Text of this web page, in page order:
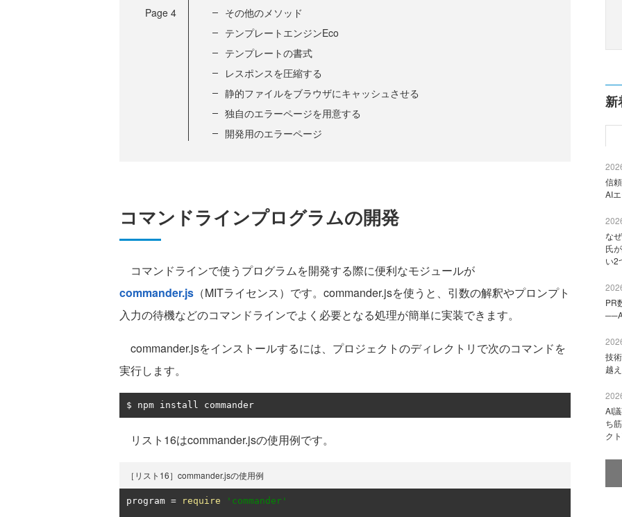
Page 4
その他のメソッド
テンプレートエンジンEco
テンプレートの書式
レスポンスを圧縮する
静的ファイルをブラウザにキャッシュさせる
独自のエラーページを用意する
開発用のエラーページ
コマンドラインプログラムの開発
コマンドラインで使うプログラムを開発する際に便利なモジュールが
commander.js （MITライセンス）です。commander.jsを使うと、引数の解釈やプロンプト
入力の待機などのコマンドラインでよく必要となる処理が簡単に実装できます。
commander.jsをインストールするには、プロジェクトのディレクトリで次のコマンドを
実行します。
$ npm install commander
リスト16はcommander.jsの使用例です。
［リスト16］commander.jsの使用例
program = require 'commander'
新
信
AI
な
氏
い2
PR
技
越
AI
ち
ク